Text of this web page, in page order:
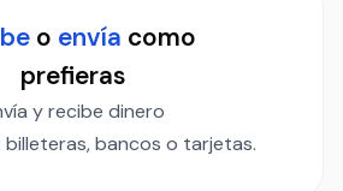
o envía como
prefieras
y recibe dinero
billeteras, bancos o tarjetas.